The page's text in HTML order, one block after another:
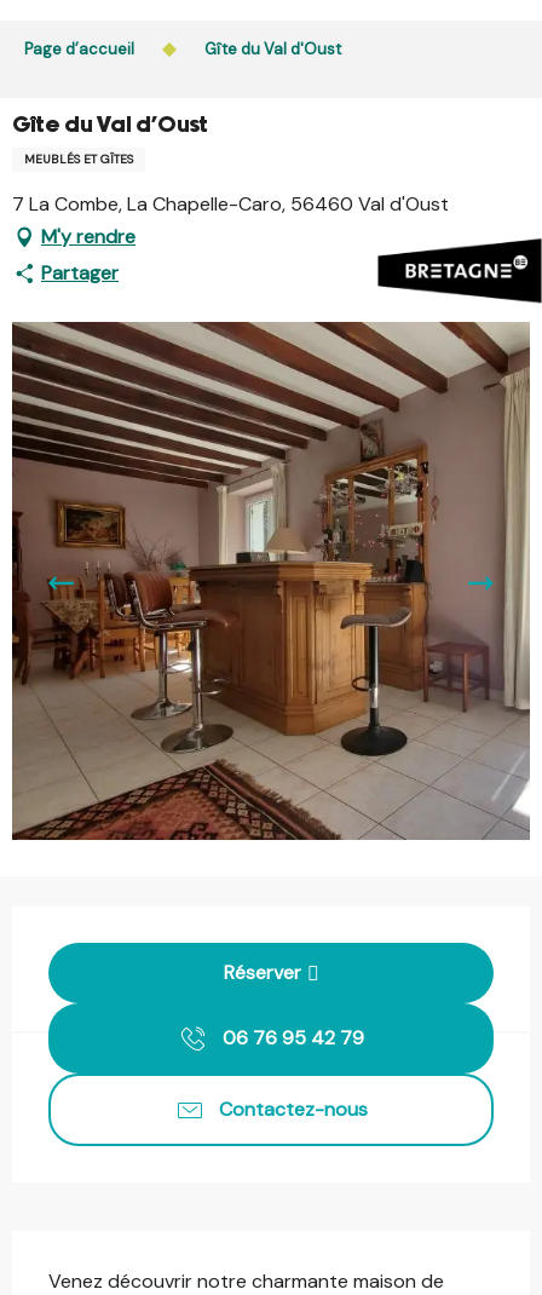
est interdit chaque jour de 21h à 5h en Ille-et-Vilaine et
Page d’accueil Gîte du Val d'Oust
Gîte du Val d'Oust
MEUBLÉS ET GÎTES
7 La Combe, La Chapelle-Caro, 56460 Val d'Oust
M'y rendre
Partager
Réserver
06 76 95 42 79
Contactez-nous
Venez découvrir notre charmante maison de